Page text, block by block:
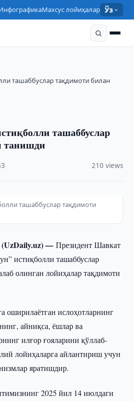
Махсус лойиҳалар Ўз
ташаббуслар тақдимоти билан
ташаббуслар
танишди
210 views
ташаббуслар тақдимоти
(UzDaily.uz) —Президент Шавкат
истиқболли ташаббуслар
олинган лойиҳалар тақдимоти
оширилаётган ислоҳотларнинг
айниқса, ёшлар ва
илғор ғояларини қўллаб-
лойиҳаларга айлантириш учун
яратишдир.
2025 йил 14 июлдаги